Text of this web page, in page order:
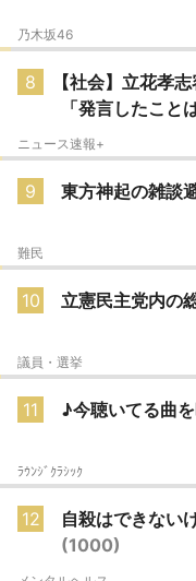
乃木坂46
8
【社会】立花孝
「発言したこと
ニュース速報+
9 東方神起の雑談
難民
10 立憲民主党内の
議員・選挙
11 ♪今聴いてる曲
ﾗｳﾝｼﾞｸﾗｼｯｸ
12
自殺はできない
(1000)